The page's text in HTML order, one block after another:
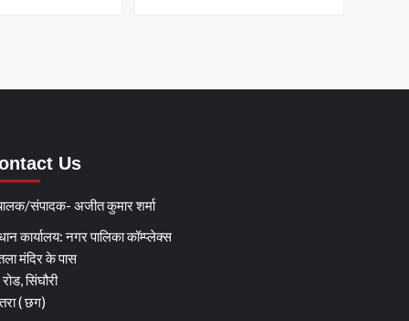
Us
संपादक- अजीत कुमार शर्मा
कार्यालय: नगर पालिका कॉम्प्लेक्स
मंदिर के पास
रोड, सिंघौरी
( छग)